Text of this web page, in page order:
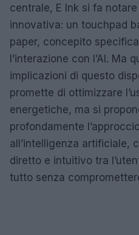
centrale, E Ink si fa
innovativa: un touchpad
paper, concepito
l’interazione con l’AI. Ma
implicazioni di questo
promette di ottimizzare
energetiche, ma si
profondamente
all’intelligenza artificiale,
diretto e intuitivo tra
tutto senza